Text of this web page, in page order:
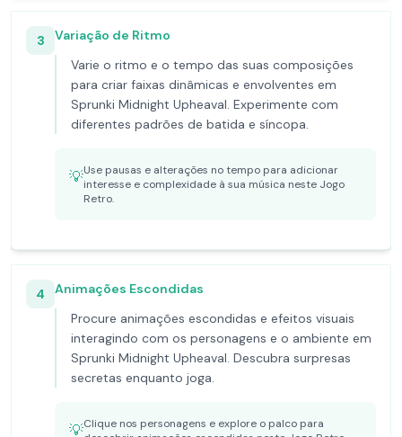
3
Variação de Ritmo
Varie o ritmo e o tempo das suas composições
para criar faixas dinâmicas e envolventes em
Sprunki Midnight Upheaval. Experimente com
diferentes padrões de batida e síncopa.
💡Use pausas e alterações no tempo para adicionar
interesse e complexidade à sua música neste Jogo
Retro.
4
Animações Escondidas
Procure animações escondidas e efeitos visuais
interagindo com os personagens e o ambiente em
Sprunki Midnight Upheaval. Descubra surpresas
secretas enquanto joga.
💡Clique nos personagens e explore o palco para